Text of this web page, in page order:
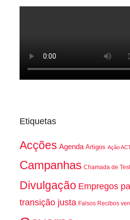
Etiquetas
Acções Agenda Artigos Ação
Campanhas Chamada de
Divulgação Empregos
transição justa Falsos Recibos